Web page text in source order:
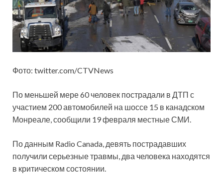
Фото: twitter.com/CTVNews
По меньшей мере 60 человек пострадали в ДТП с
участием 200 автомобилей на шоссе 15 в канадском
Монреале, сообщили 19 февраля местные СМИ.
По данным Radio Canada, девять пострадавших
получили серьезные травмы, два человека находятся
в критическом состоянии.